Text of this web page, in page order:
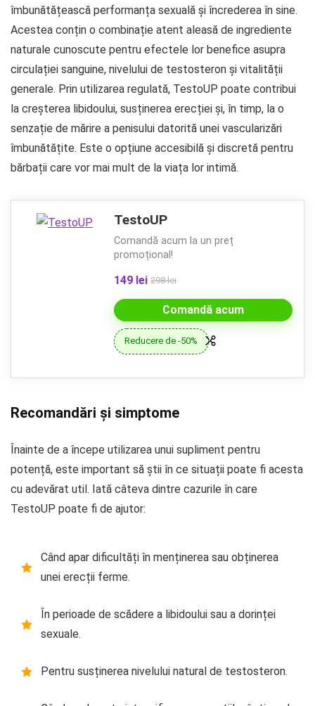
îmbunătățească performanța sexuală și încrederea în sine.
Acestea conțin o combinație atent aleasă de ingrediente
naturale cunoscute pentru efectele lor benefice asupra
circulației sanguine, nivelului de testosteron și vitalității
generale. Prin utilizarea regulată, TestoUP poate contribui
la creșterea libidoului, susținerea erecției și, în timp, la o
senzație de mărire a penisului datorită unei vascularizări
îmbunătățite. Este o opțiune accesibilă și discretă pentru
bărbații care vor mai mult de la viața lor intimă.
TestoUP
Comandă acum la un preț
promoțional!
149 lei 298 lei
Comandă acum
Reducere de -50%
Recomandări și simptome
Înainte de a începe utilizarea unui supliment pentru
potență, este important să știi în ce situații poate fi acesta
cu adevărat util. Iată câteva dintre cazurile în care
TestoUP poate fi de ajutor:
Când apar dificultăți în menținerea sau obținerea
unei erecții ferme.
În perioade de scădere a libidoului sau a dorinței
sexuale.
Pentru susținerea nivelului natural de testosteron.